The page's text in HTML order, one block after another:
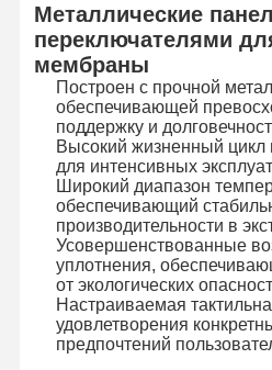
Запросите
Цитату
Изготовленный на заказ
Промышленный
Гибкий переключатель
Переключатель мембраны
Переключатель мембраны
Металлические
переключателями
мембраны
Построен с прочной
обеспечивающей
поддержку и
Высокий жизненный
для интенсивных
Широкий диапазон
обеспечивающий
производительности в
Усовершенствованные
уплотнения,
от экологических
Настраиваемая
удовлетворения
предпочтений